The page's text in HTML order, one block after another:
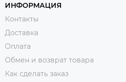
ИНФОРМАЦИЯ
Контакты
Доставка
Оплата
Обмен и возврат товара
Как сделать заказ